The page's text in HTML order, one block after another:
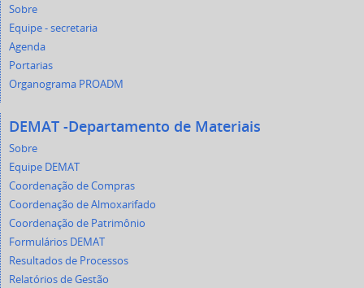
Sobre
Equipe - secretaria
Agenda
Portarias
Organograma PROADM
DEMAT -Departamento de Materiais
Sobre
Equipe DEMAT
Coordenação de Compras
Coordenação de Almoxarifado
Coordenação de Patrimônio
Formulários DEMAT
Resultados de Processos
Relatórios de Gestão